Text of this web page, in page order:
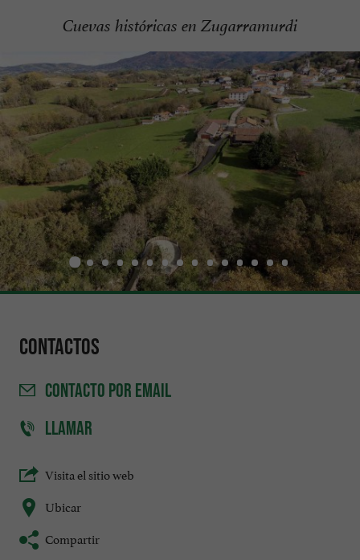
Cuevas históricas en Zugarramurdi
Contactos
CONTACTO POR EMAIL
LLAMAR
Visita el sitio web
Ubicar
Compartir